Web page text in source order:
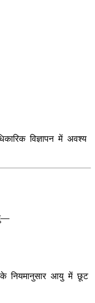
विज्ञापन में अवश्य
के नियमानुसार आयु में छूट